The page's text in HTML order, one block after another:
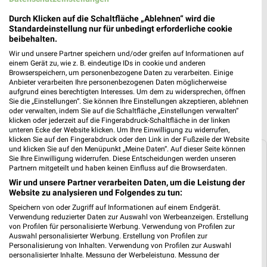
Kaufland Prospekt für Dortmund ab Do.
den 06.08.
Gültig von 06. Aug. bis 12. Aug.
📅 Kalendereintrag erstellen
PROSPEKT BLÄTTERN
Weitere Angebote von Kaufland
Angebote aus dem Kaufland Prospekt
vom 06.08.
Im aktuellen Prospekt von Kaufland findest Du unter
anderem Angebote zum ThemaWein,KäseundBier
Wein Angebote
Durch Klicken auf die Schaltfläche „Ablehnen“ wird die
Standardeinstellung nur für unbedingt erforderliche cookie
beibehalten.
Wir und unsere Partner speichern und/oder greifen auf Informationen auf
einem Gerät zu, wie z. B. eindeutige IDs in cookie und anderen
Browserspeichern, um personenbezogene Daten zu verarbeiten. Einige
Anbieter verarbeiten Ihre personenbezogenen Daten möglicherweise
aufgrund eines berechtigten Interesses. Um dem zu widersprechen, öffnen
Sie die „Einstellungen“. Sie können Ihre Einstellungen akzeptieren, ablehnen
oder verwalten, indem Sie auf die Schaltfläche „Einstellungen verwalten“
klicken oder jederzeit auf die Fingerabdruck-Schaltfläche in der linken
unteren Ecke der Website klicken. Um Ihre Einwilligung zu widerrufen,
klicken Sie auf den Fingerabdruck oder den Link in der Fußzeile der Website
und klicken Sie auf den Menüpunkt „Meine Daten“. Auf dieser Seite können
Sie Ihre Einwilligung widerrufen. Diese Entscheidungen werden unseren
Partnern mitgeteilt und haben keinen Einfluss auf die Browserdaten.
Wir und unsere Partner verarbeiten Daten, um die Leistung der
Website zu analysieren und Folgendes zu tun:
Speichern von oder Zugriff auf Informationen auf einem Endgerät.
Verwendung reduzierter Daten zur Auswahl von Werbeanzeigen. Erstellung
von Profilen für personalisierte Werbung. Verwendung von Profilen zur
Auswahl personalisierter Werbung. Erstellung von Profilen zur
Personalisierung von Inhalten. Verwendung von Profilen zur Auswahl
personalisierter Inhalte. Messung der Werbeleistung. Messung der